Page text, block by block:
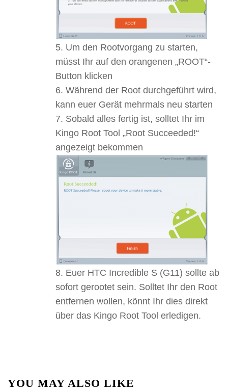
Um den Rootvorgang zu starten,
müsst Ihr auf den orangenen „ROOT“-
Button klicken
Während der Root durchgeführt wird,
kann euer Gerät mehrmals neu starten
Sobald alles fertig ist, solltet Ihr im
Kingo Root Tool „Root Succeeded!“
angezeigt bekommen
Euer HTC Incredible S (G11) sollte ab
sofort gerootet sein. Solltet Ihr den Root
entfernen wollen, könnt Ihr dies direkt
über das Kingo Root Tool erledigen.
YOU MAY ALSO LIKE